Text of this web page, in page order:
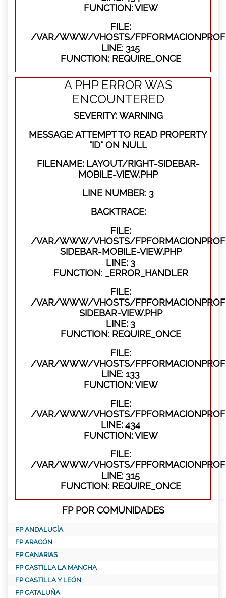
FUNCTION: VIEW
FILE:
/VAR/WWW/VHOSTS/
LINE: 315
FUNCTION: REQUIRE_ONCE
A PHP ERROR WAS
ENCOUNTERED
SEVERITY: WARNING
MESSAGE: ATTEMPT TO READ PROPERTY
"ID" ON NULL
FILENAME: LAYOUT/RIGHT-SIDEBAR-
MOBILE-VIEW.PHP
LINE NUMBER: 3
BACKTRACE:
FILE:
/VAR/WWW/VHOSTS/
SIDEBAR-MOBILE-VIEW.PHP
LINE: 3
FUNCTION: _ERROR_HANDLER
FILE:
/VAR/WWW/VHOSTS/
SIDEBAR-VIEW.PHP
LINE: 3
FUNCTION: REQUIRE_ONCE
FILE:
/VAR/WWW/VHOSTS/
LINE: 133
FUNCTION: VIEW
FILE:
/VAR/WWW/VHOSTS/
LINE: 434
FUNCTION: VIEW
FILE:
/VAR/WWW/VHOSTS/
LINE: 315
FUNCTION: REQUIRE_ONCE
FP POR COMUNIDADES
FP ANDALUCÍA
FP ARAGÓN
FP CANARIAS
FP CASTILLA LA MANCHA
FP CASTILLA Y LEÓN
FP CATALUÑA